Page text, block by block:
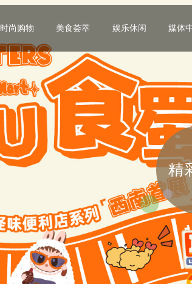
时尚购物 美食荟萃 娱乐休闲 媒体
精